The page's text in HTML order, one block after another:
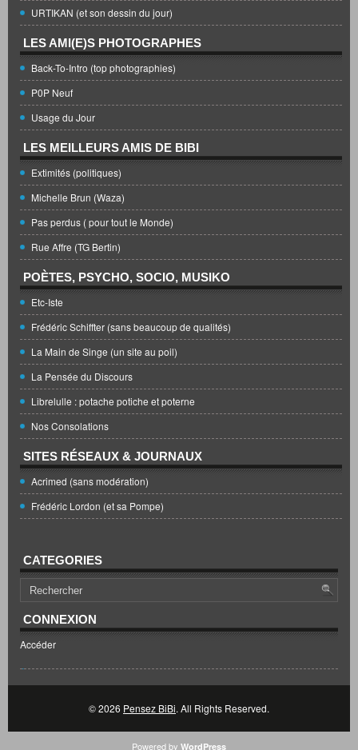
URTIKAN (et son dessin du jour)
LES AMI(E)S PHOTOGRAPHES
Back-To-Intro (top photographies)
P0P Neuf
Usage du Jour
LES MEILLEURS AMIS DE BIBI
Extimités (politiques)
Michelle Brun (Waza)
Pas perdus ( pour tout le Monde)
Rue Affre (TG Bertin)
POÈTES, PSYCHO, SOCIO, MUSIKO
Etc-Iste
Frédéric Schiffter (sans beaucoup de qualités)
La Main de Singe (un site au poil)
La Pensée du Discours
Librelulle : potache potiche et poterne
Nos Consolations
SITES RÉSEAUX & JOURNAUX
Acrimed (sans modération)
Frédéric Lordon (et sa Pompe)
CATEGORIES
CONNEXION
Accéder
© 2026 Pensez BiBi. All Rights Reserved.
Powered by WordPress